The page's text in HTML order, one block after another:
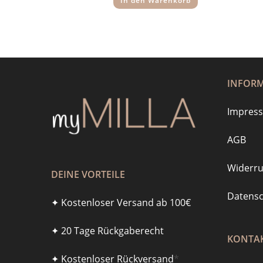
DEINE VORTEILE
✦ Kostenloser Versand ab 100€
✦ 20 Tage Rückgaberecht
✦ Kostenloser Rückversand*
AGB